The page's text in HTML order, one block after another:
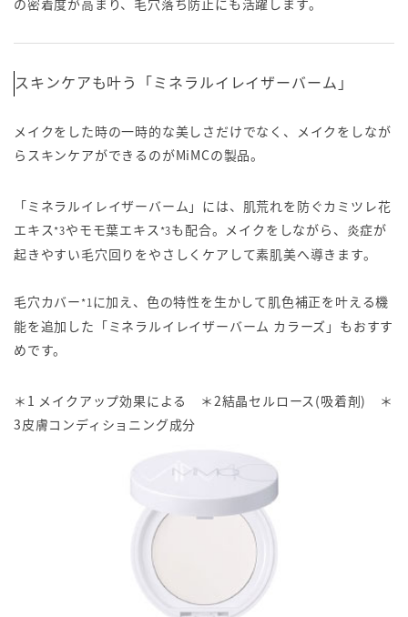
の密着度が高まり、毛穴落ち防止にも活躍します。
スキンケアも叶う「ミネラルイレイザーバーム」
メイクをした時の一時的な美しさだけでなく、メイクをしなが
らスキンケアができるのがMiMCの製品。
「ミネラルイレイザーバーム」には、肌荒れを防ぐカミツレ花
エキス*3やモモ葉エキス *3も配合。メイクをしながら、炎症が
起きやすい毛穴回りをやさしくケアして素肌美へ導きます。
毛穴カバー*1に加え、色の特性を生かして肌色補正を叶える機
能を追加した「ミネラルイレイザーバーム カラーズ」もおすす
めです。
＊1 メイクアップ効果による ＊2結晶セルロース(吸着剤) ＊
3皮膚コンディショニング成分